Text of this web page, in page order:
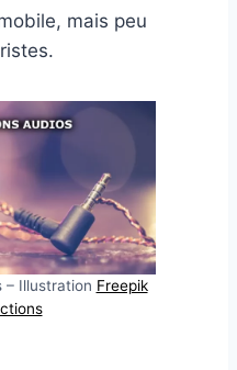
mais peu
– Illustration Freepik